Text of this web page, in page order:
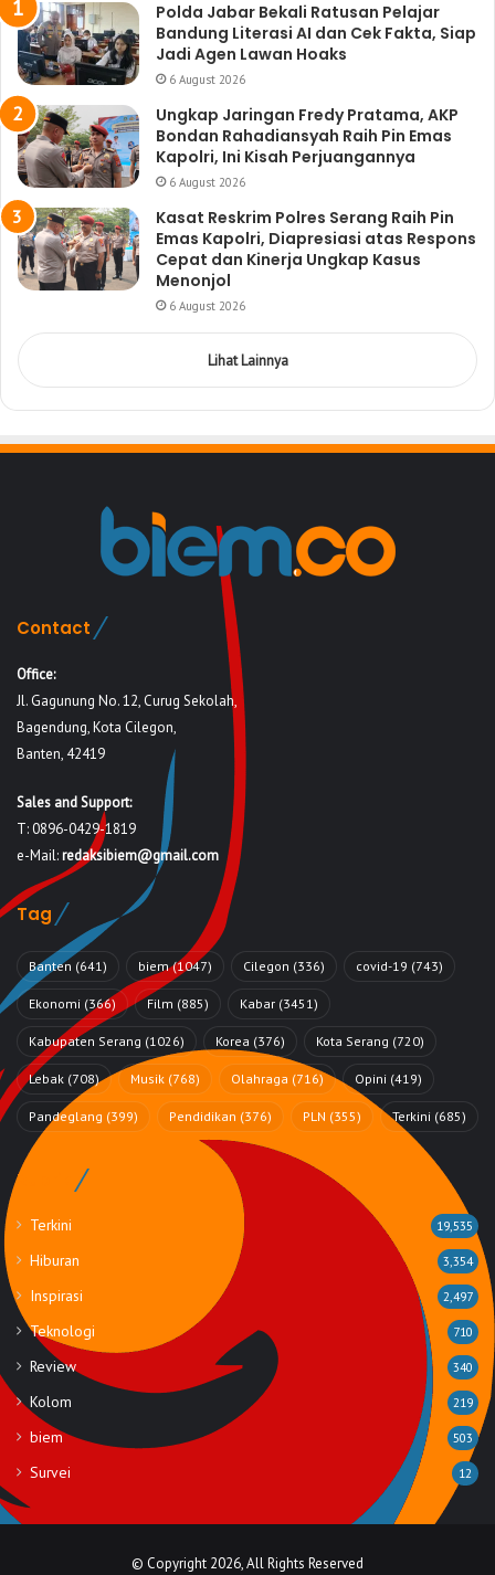
Polda Jabar Bekali Ratusan Pelajar
Bandung Literasi AI dan Cek Fakta, Siap
Jadi Agen Lawan Hoaks
6 August 2026
Ungkap Jaringan Fredy Pratama, AKP
Bondan Rahadiansyah Raih Pin Emas
Kapolri, Ini Kisah Perjuangannya
6 August 2026
Kasat Reskrim Polres Serang Raih Pin
Emas Kapolri, Diapresiasi atas Respons
Cepat dan Kinerja Ungkap Kasus
Menonjol
6 August 2026
Lihat Lainnya
Contact
Office:
Jl. Gagunung No. 12, Curug Sekolah,
Bagendung, Kota Cilegon,
Banten, 42419
Sales and Support:
T: 0896-0429-1819
e-Mail:redaksibiem@gmail.com
Tag
Banten (641) biem(1047) Cilegon (336) covid-19 (743)
Ekonomi (366) Film (885) Kabar (3451)
Kabupaten Serang (1026) Korea (376) Kota Serang (720)
Lebak (708) Musik (768) Olahraga (716) Opini (419)
Pandeglang (399) Pendidikan (376) PLN (355) Terkini (685)
Rubrik
Terkini 19,535
Hiburan 3,354
Inspirasi 2,497
Teknologi 710
Review 340
Kolom 219
biem 503
Survei 12
© Copyright 2026, All Rights Reserved